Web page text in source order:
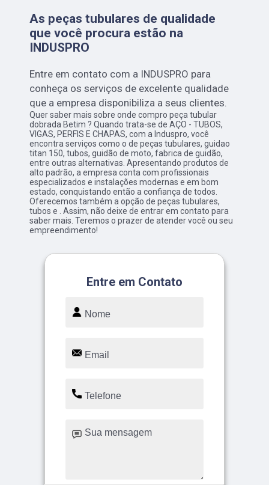
As peças tubulares de qualidade
que você procura estão na
INDUSPRO
Entre em contato com a INDUSPRO para
conheça os serviços de excelente qualidade
que a empresa disponibiliza a seus clientes.
Quer saber mais sobre onde compro peça tubular
dobrada Betim ? Quando trata-se de AÇO - TUBOS,
VIGAS, PERFIS E CHAPAS, com a Induspro, você
encontra serviços como o de peças tubulares, guidao
titan 150, tubos, guidão de moto, fabrica de guidão,
entre outras alternativas. Apresentando produtos de
alto padrão, a empresa conta com profissionais
especializados e instalações modernas e em bom
estado, conquistando então a confiança de todos.
Oferecemos também a opção de peças tubulares,
tubos e . Assim, não deixe de entrar em contato para
saber mais. Teremos o prazer de atender você ou seu
empreendimento!
Entre em Contato